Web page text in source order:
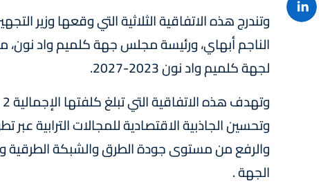
وتندرج هذه الاتفاقية الثلاثية التي وقعها وزير
الناجم أبهاي، ورئيسة مجلس جهة كلميم واد نون،
لجهة كلميم واد نون 2023-2027.
وتحسين الجاذبية الاقتصادية للمجالات الترابية
والرفع من مستوى جودة الطرق والشبكة الطرقية
الجهة .